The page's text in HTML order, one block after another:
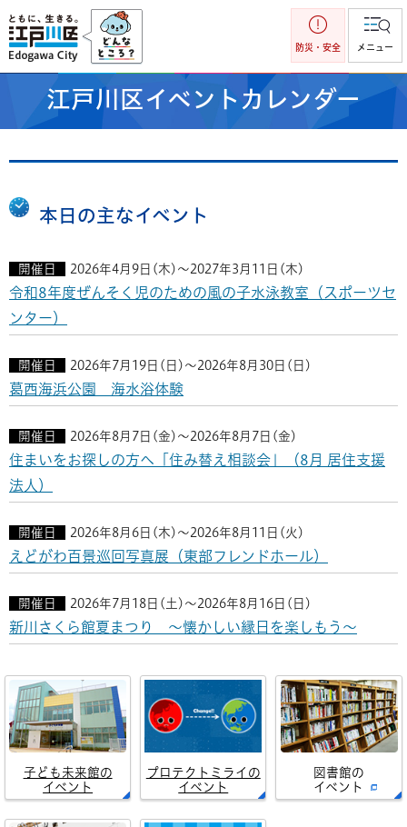
江戸川区
防災・安全 メニュー
江戸川区イベントカレンダー
本日の主なイベント
開催日 2026年4月9日(木)～2027年3月11日(木)
令和8年度ぜんそく児のための風の子水泳教室（スポーツセ
ンター）
開催日 2026年7月19日(日)～2026年8月30日(日)
葛西海浜公園 海水浴体験
開催日 2026年8月7日(金)～2026年8月7日(金)
住まいをお探しの方へ「住み替え相談会」（8月 居住支援
法人）
開催日 2026年8月6日(木)～2026年8月11日(火)
えどがわ百景巡回写真展（東部フレンドホール）
開催日 2026年7月18日(土)～2026年8月16日(日)
新川さくら館夏まつり ～懐かしい縁日を楽しもう～
子ども未来館の
イベント
プロテクトミライの
イベント
図書館の
イベント